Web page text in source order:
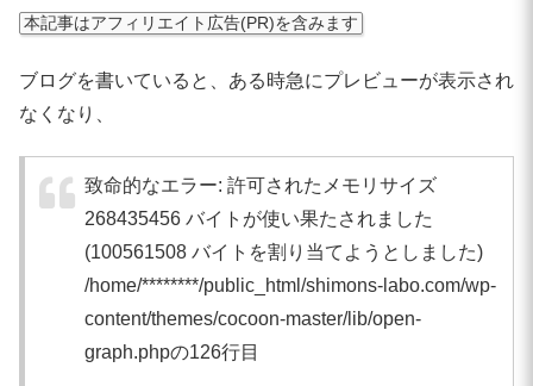
本記事はアフィリエイト広告(PR)を含みます
ブログを書いていると、ある時急にプレビューが表示され
なくなり、
致命的なエラー: 許可されたメモリサイズ
268435456 バイトが使い果たされました
(100561508 バイトを割り当てようとしました)
/home/********/public_html/shimons-labo.com/wp-
content/themes/cocoon-master/lib/open-
graph.phpの126行目